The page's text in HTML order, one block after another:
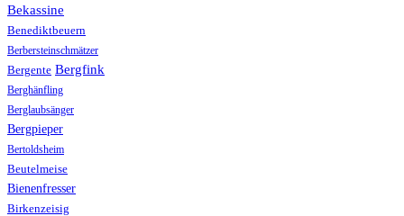
Bekassine
Benediktbeuern
Berbersteinschmätzer
Bergente Bergfink
Berghänfling
Berglaubsänger
Bergpieper
Bertoldsheim
Beutelmeise
Bienenfresser
Birkenzeisig